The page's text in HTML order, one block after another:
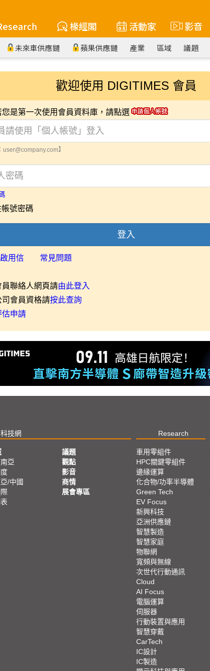
椽經閣 活動家 影音
未來車供應鏈 蘋果供應鏈 產業 區域 議題
歡迎使用 DIGITIMES 會員
是第一次使用會員資料庫，請點選
user@company.com】
號密碼
登入
用信 常見問題
聯絡人網頁請由此登入
會員資格請按此查詢
估申請
科技網 Research
亞
/中國
議題
觀點
影音
商情
展會專區
車用零組件
HPC關鍵零組件
邊緣運算
化合物/功率半導體
Green Tech
EV Focus
新興科技
亞洲供應鏈
智慧製造
智慧家庭
物聯網
寬頻與無線
次世代行動通訊
Cloud
AI Focus
電腦運算
伺服器
行動裝置與應用
智慧穿戴
CarTech
IC設計
IC製造